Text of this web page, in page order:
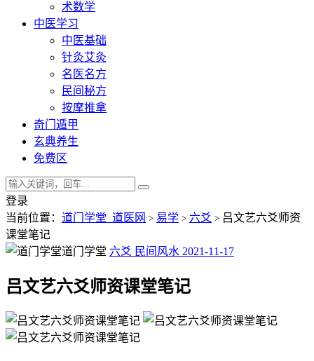
术数学
中医学习
中医基础
针灸艾灸
名医名方
民间秘方
按摩推拿
奇门遁甲
玄典养生
免费区
登录
当前位置： 道门学堂_道医网 > 易学 > 六爻 > 吕文艺六爻师资
课堂笔记
道门学堂 六爻 民间风水 2021-11-17
吕文艺六爻师资课堂笔记